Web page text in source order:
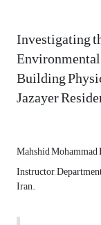
Investigating
Building
Jazayer
Mahshid
Instructor,
Iran.